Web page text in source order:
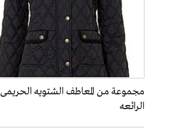
مجموعة من المعاطف الشتويه الحريمى
الرائعه